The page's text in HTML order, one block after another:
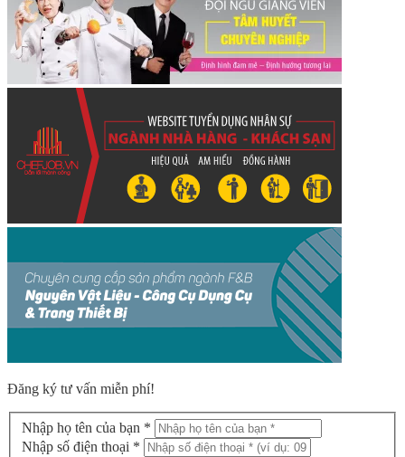
Đăng ký tư vấn miễn phí!
Nhập họ tên của bạn *
Nhập số điện thoại *